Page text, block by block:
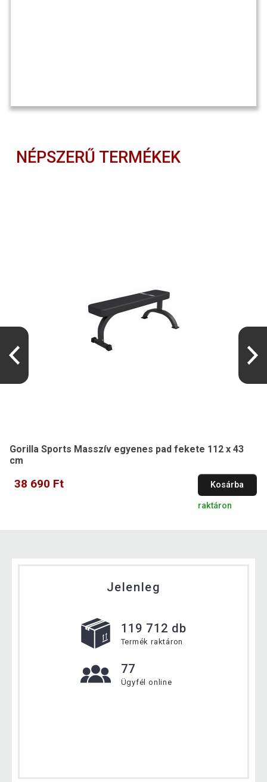
NÉPSZERŰ TERMÉKEK
Gorilla Sports Masszív egyenes pad fekete 112 x 43
cm
38 690 Ft Kosárba
raktáron
Jelenleg
119 712 db
Termék raktáron
77
Ügyfél online